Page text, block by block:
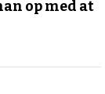
op med at